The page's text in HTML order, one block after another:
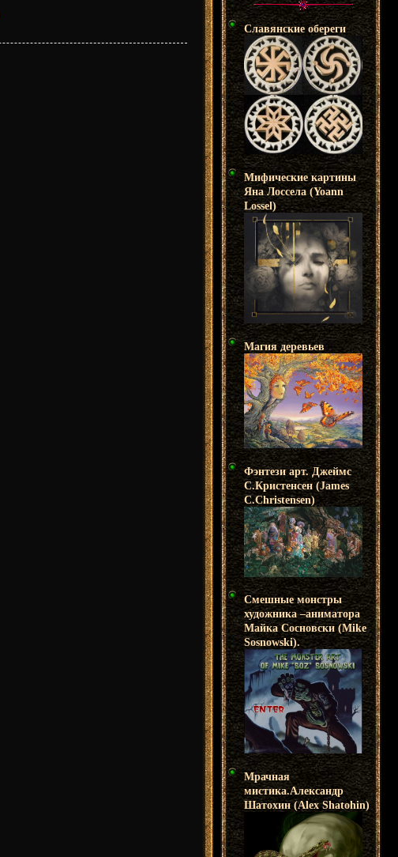
Славянские обереги
Мифические картины
Яна Лоссела (Yoann
Lossel)
Магия деревьев
Фэнтези арт. Джеймс
С.Кристенсен (James
C.Christensen)
Смешные монстры
художника –аниматора
Майка Сосновски (Mike
Sosnowski).
Мрачная
мистика.Александр
Шатохин (Alex Shatohin)